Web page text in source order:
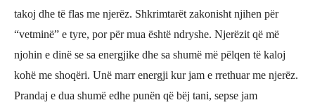
takoj dhe të flas me njerëz. Shkrimtarët zakonisht njihen për
“vetminë” e tyre, por për mua është ndryshe. Njerëzit që më
njohin e dinë se sa energjike dhe sa shumë më pëlqen të kaloj
kohë me shoqëri. Unë marr energji kur jam e rrethuar me njerëz.
Prandaj e dua shumë edhe punën që bëj tani, sepse jam